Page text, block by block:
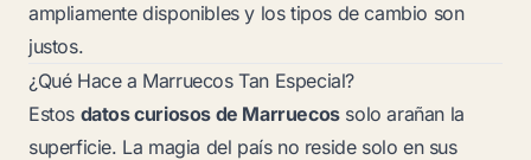
ampliamente disponibles y los tipos de cambio son
justos.
¿Qué Hace a Marruecos Tan Especial?
Estos datos curiosos de Marruecossolo arañan la
superficie. La magia del país no reside solo en sus